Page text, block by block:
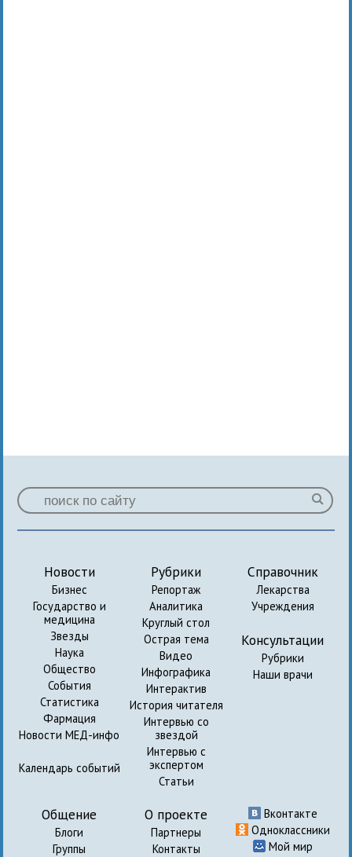
Новости
Бизнес
Государство и
медицина
Звезды
Наука
Общество
События
Статистика
Фармация
Новости МЕД-инфо
Календарь событий
Рубрики
Репортаж
Аналитика
Круглый стол
Острая тема
Видео
Инфографика
Интерактив
История читателя
Интервью со
звездой
Интервью с
экспертом
Статьи
Справочник
Лекарства
Учреждения
Консультации
Рубрики
Наши врачи
Общение
Блоги
Группы
О проекте
Партнеры
Контакты
Вконтакте
Одноклассники
Мой мир